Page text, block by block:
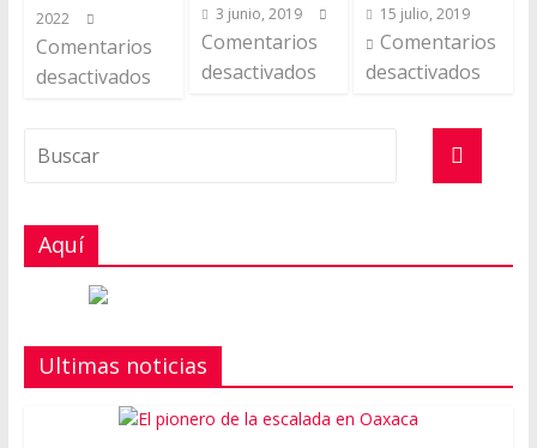
2022
Comentarios
desactivados
3 junio, 2019
Comentarios
desactivados
15 julio, 2019
Comentarios
desactivados
Aquí
Ultimas noticias